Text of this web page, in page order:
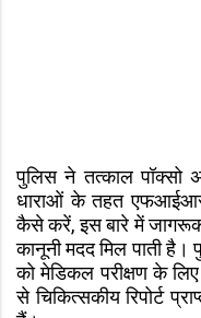
पुलिस ने तत्काल पॉक्सो
धाराओं के तहत एफआईआर
कैसे करें, इस बारे में
कानूनी मदद मिल पाती है।
को मेडिकल परीक्षण के
से चिकित्सकीय रिपोर्ट